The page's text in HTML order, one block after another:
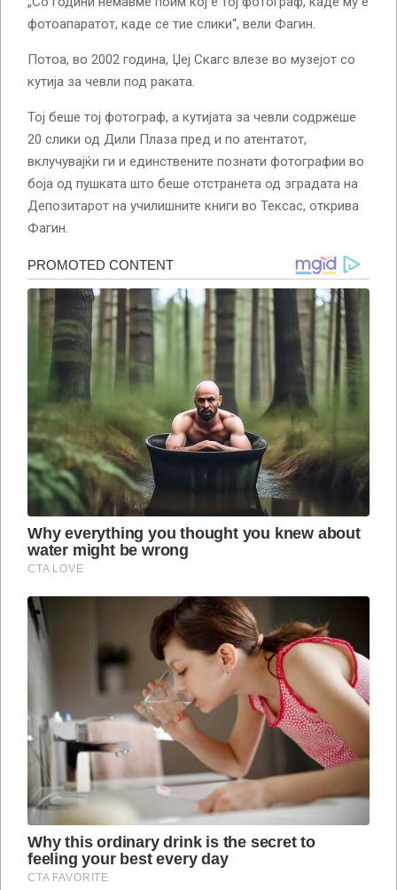
фотоапаратот, каде се тие слики“, вели Фагин.
Потоа, во 2002 година, Џеј Скагс влезе во музејот со
кутија за чевли под раката.
Тој беше тој фотограф, а кутијата за чевли содржеше
20 слики од Дили Плаза пред и по атентатот,
вклучувајќи ги и единствените познати фотографии во
боја од пушката што беше отстранета од зградата на
Депозитарот на училишните книги во Тексас, открива
Фагин.